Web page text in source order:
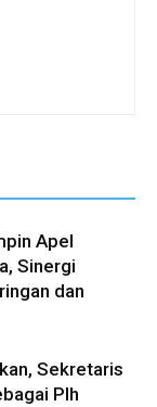
Apel
Sinergi
dan
Sekretaris
Plh